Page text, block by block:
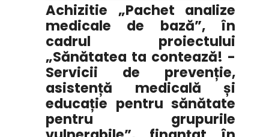
Achizitie „Pachet analize
medicale de bază”, în
cadrul proiectului
„Sănătatea ta contează! -
Servicii de prevenție,
asistență medicală și
educație pentru sănătate
pentru grupurile